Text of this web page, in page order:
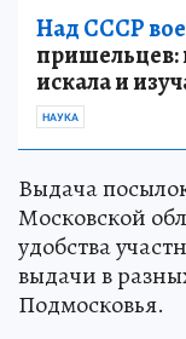
Над СССР
пришельцев:
искала и
НАУКА
Выдача
Московской
удобства
выдачи в
Подмосковья.